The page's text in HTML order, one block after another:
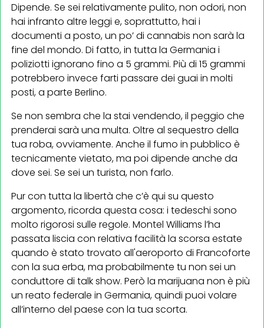
Dipende. Se sei relativamente pulito, non odori, non
hai infranto altre leggi e, soprattutto, hai i
documenti a posto, un po’ di cannabis non sarà la
fine del mondo. Di fatto, in tutta la Germania i
poliziotti ignorano fino a 5 grammi. Più di 15 grammi
potrebbero invece farti passare dei guai in molti
posti, a parte Berlino.
Se non sembra che la stai vendendo, il peggio che
prenderai sarà una multa. Oltre al sequestro della
tua roba, ovviamente. Anche il fumo in pubblico è
tecnicamente vietato, ma poi dipende anche da
dove sei. Se sei un turista, non farlo.
Pur con tutta la libertà che c’è qui su questo
argomento, ricorda questa cosa: i tedeschi sono
molto rigorosi sulle regole. Montel Williams l’ha
passata liscia con relativa facilità la scorsa estate
quando è stato trovato all'aeroporto di Francoforte
con la sua erba, ma probabilmente tu non sei un
conduttore di talk show. Però la marijuana non è più
un reato federale in Germania, quindi puoi volare
all’interno del paese con la tua scorta.